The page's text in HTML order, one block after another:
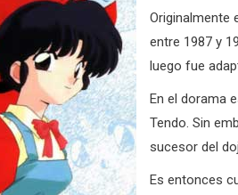
Originalmente
entre 1987 y
luego fue
En el dorama
Tendo. Sin
sucesor del
Es entonces